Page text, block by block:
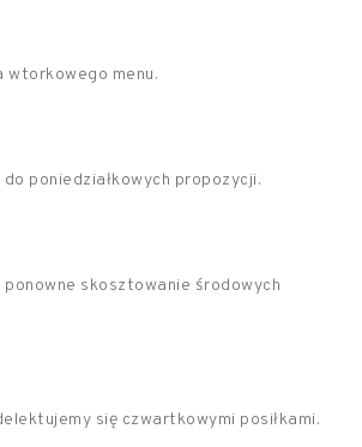
wtorkowego menu.
poniedziałkowych propozycji.
skosztowanie środowych
się czwartkowymi posiłkami.